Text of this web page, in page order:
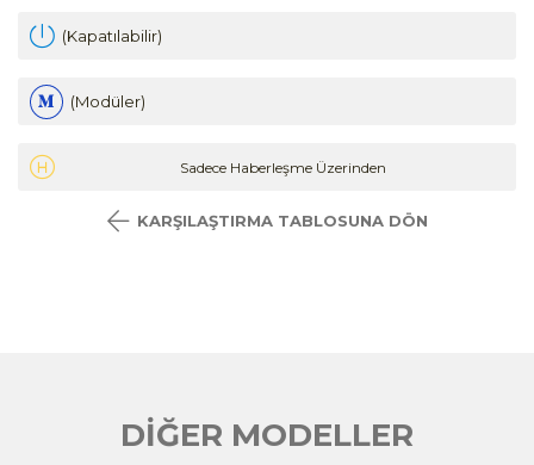
(Kapatılabilir)
(Modüler)
Sadece Haberleşme Üzerinden
KARŞILAŞTIRMA TABLOSUNA DÖN
DİĞER MODELLER